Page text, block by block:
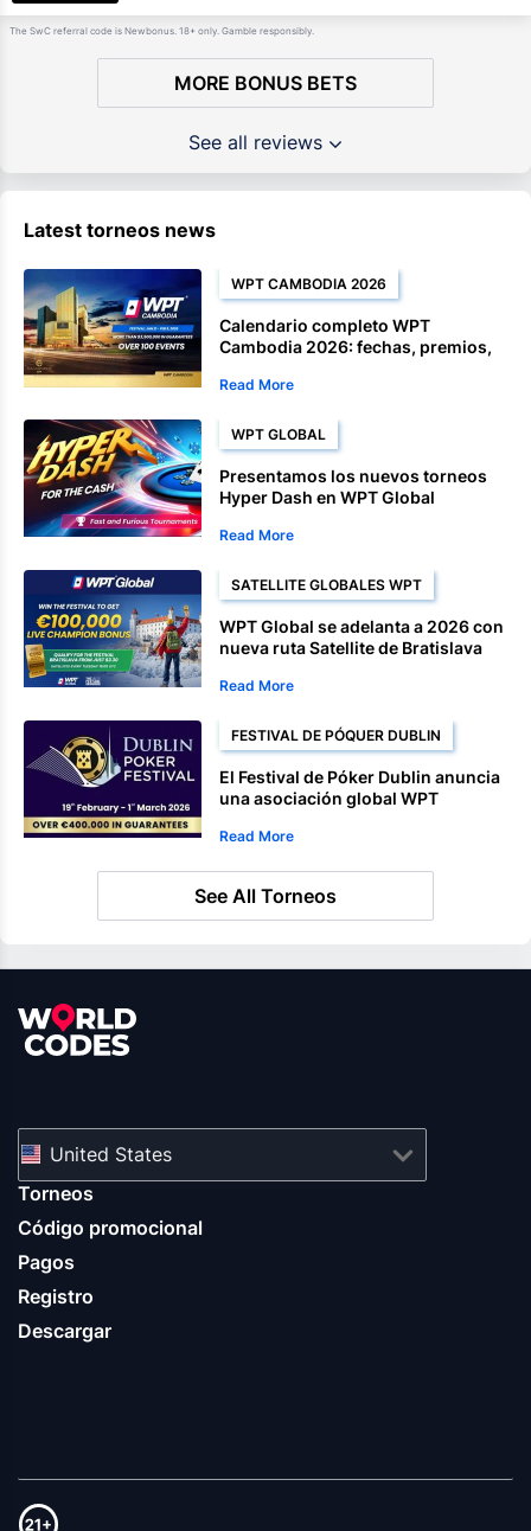
The SwC referral code is Newbonus. 18+ only. Gamble responsibly.
MORE BONUS BETS
See all reviews
Latest torneos news
WPT CAMBODIA 2026
Calendario completo WPT
Cambodia 2026: fechas, premios,
Read More
WPT GLOBAL
Presentamos los nuevos torneos
Hyper Dash en WPT Global
Read More
SATELLITE GLOBALES WPT
WPT Global se adelanta a 2026 con
nueva ruta Satellite de Bratislava
Read More
FESTIVAL DE PÓQUER DUBLIN
El Festival de Póker Dublin anuncia
una asociación global WPT
Read More
See All Torneos
United States
Torneos
Código promocional
Pagos
Registro
Descargar